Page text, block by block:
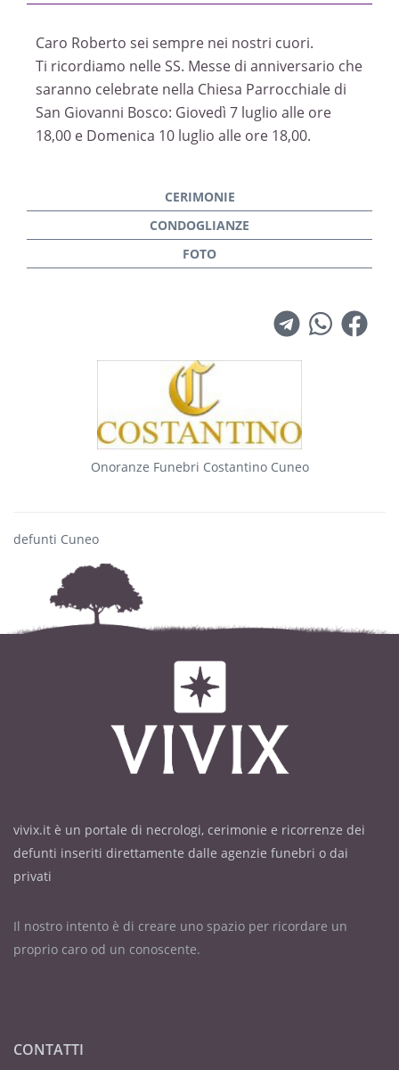
Caro Roberto sei sempre nei nostri cuori.
Ti ricordiamo nelle SS. Messe di anniversario che
saranno celebrate nella Chiesa Parrocchiale di
San Giovanni Bosco: Giovedì 7 luglio alle ore
18,00 e Domenica 10 luglio alle ore 18,00.
Onoranze Funebri Costantino Cuneo
defunti Cuneo
vivix.it è un portale di necrologi, cerimonie e ricorrenze dei
defunti inseriti direttamente dalle agenzie funebri o dai
privati
Il nostro intento è di creare uno spazio per ricordare un
proprio caro od un conoscente.
CONTATTI